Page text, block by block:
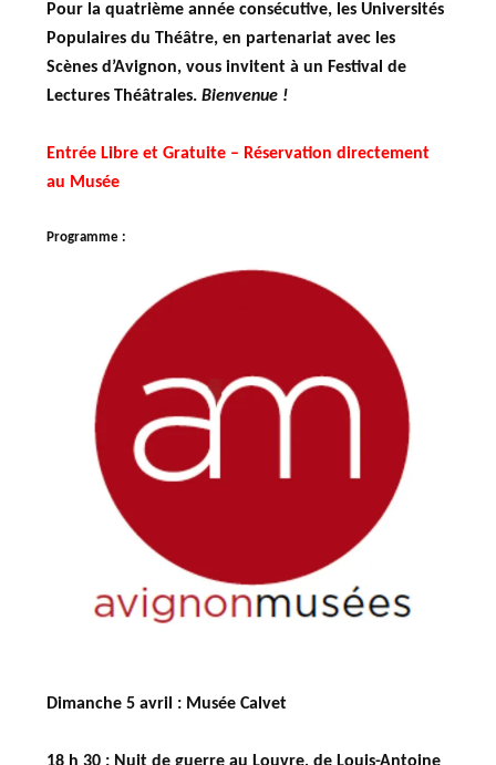
Pour la quatrième année consécutive, les Universités
Populaires du Théâtre, en partenariat avec les
Scènes d’Avignon, vous invitent à un Festival de
Lectures Théâtrales.Bienvenue !
Entrée Libre et Gratuite – Réservation directement
au Musée
Programme :
Dimanche 5 avril : Musée Calvet